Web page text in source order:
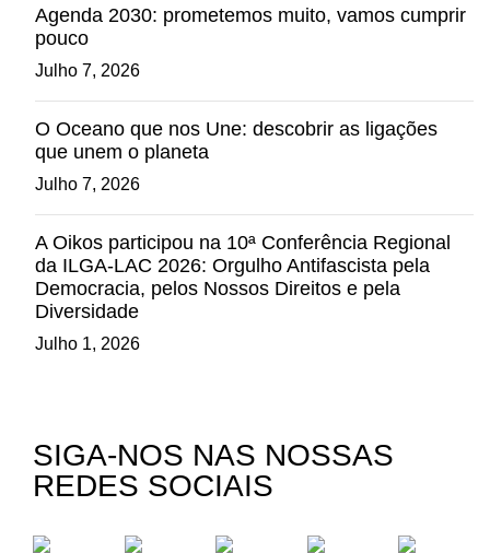
Agenda 2030: prometemos muito, vamos cumprir
pouco
Julho 7, 2026
O Oceano que nos Une: descobrir as ligações
que unem o planeta
Julho 7, 2026
A Oikos participou na 10ª Conferência Regional
da ILGA-LAC 2026: Orgulho Antifascista pela
Democracia, pelos Nossos Direitos e pela
Diversidade
Julho 1, 2026
SIGA-NOS NAS NOSSAS
REDES SOCIAIS